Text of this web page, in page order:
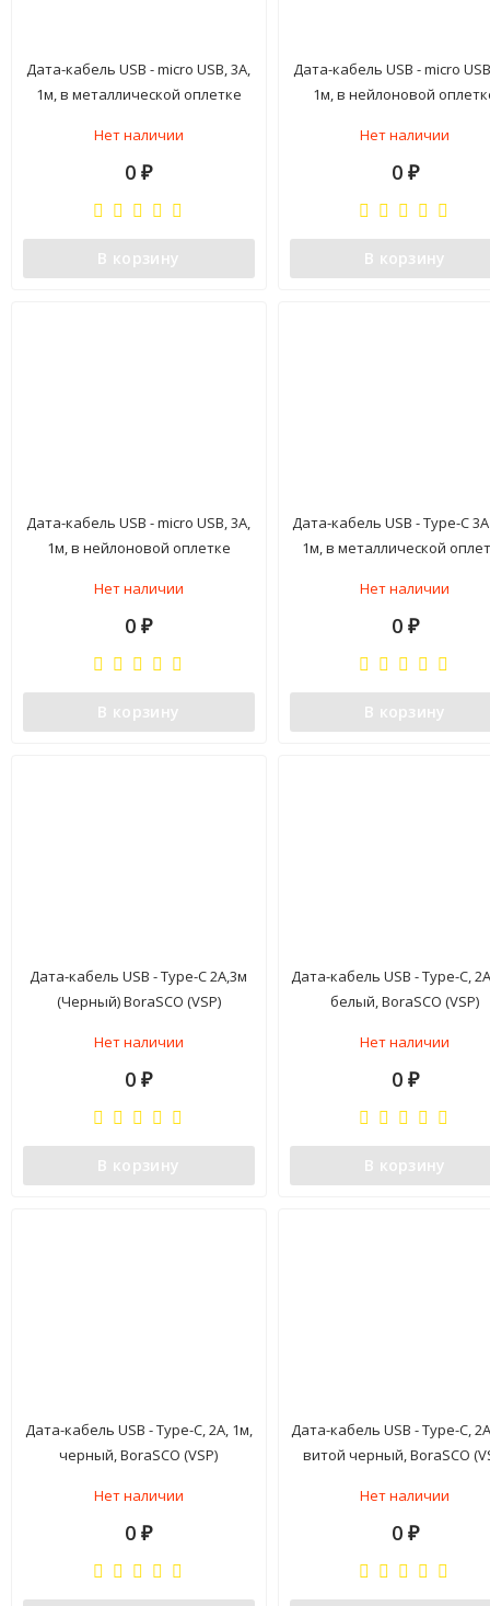
Дата-кабель USB - micro USB, 3А,
1м, в металлической оплетке
Нет наличии
0₽
В корзину
Дата-кабель USB - micro
1м, в нейлоновой
Нет наличии
0 ₽
В корзину
Дата-кабель USB - micro USB, 3А,
1м, в нейлоновой оплетке
Нет наличии
0₽
В корзину
Дата-кабель USB - Type-C 3А
1м, в металлической
Нет наличии
0 ₽
В корзину
Дата-кабель USB - Type-C 2A,3м
(Черный) BoraSCO (VSP)
Нет наличии
0₽
В корзину
Дата-кабель USB - Type-C,
белый, BoraSCO (VSP)
Нет наличии
0 ₽
В корзину
Дата-кабель USB - Type-C, 2А, 1м,
черный, BoraSCO (VSP)
Нет наличии
0₽
Дата-кабель USB - Type-C,
витой черный, BoraSCO
Нет наличии
0 ₽